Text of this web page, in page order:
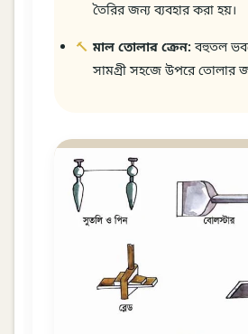
তৈরির জন্য ব্যবহার করা হয়।
মাল তোলার ক্রেন: বহুতল
সামগ্রী সহজে উপরে তোলার